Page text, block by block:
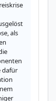
als
dafür